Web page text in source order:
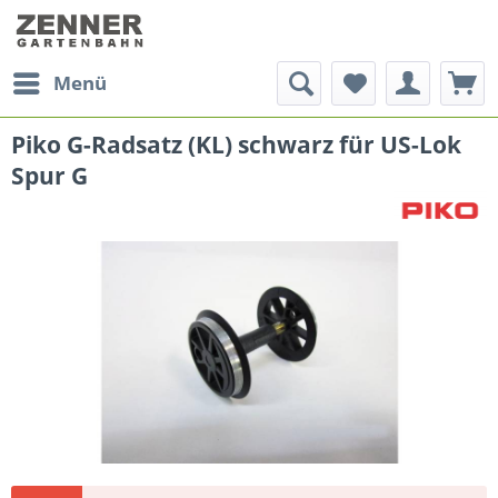
Menü
Piko G-Radsatz (KL) schwarz für US-Lok
Spur G